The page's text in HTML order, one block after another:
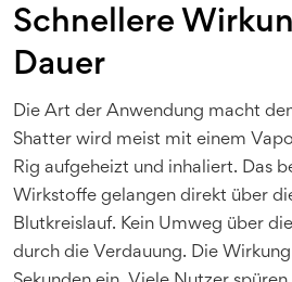
Schnellere
Dauer
Die Art der Anwendung macht
Shatter wird meist mit einem
Rig aufgeheizt und inhaliert. Das
Wirkstoffe gelangen direkt über
Blutkreislauf. Kein Umweg über
durch die Verdauung. Die